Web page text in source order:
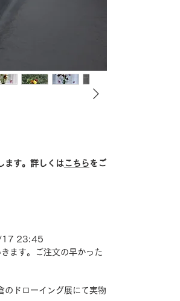
す。詳しくは こちら をご
23:45
ます。ご注文の早かった
ドローイング展にて実物